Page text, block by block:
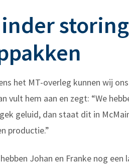
het MT-overleg kunnen wij
vult hem aan en zegt: “We
geluid, dan staat dit in
productie.”
hebben Johan en Franke nog